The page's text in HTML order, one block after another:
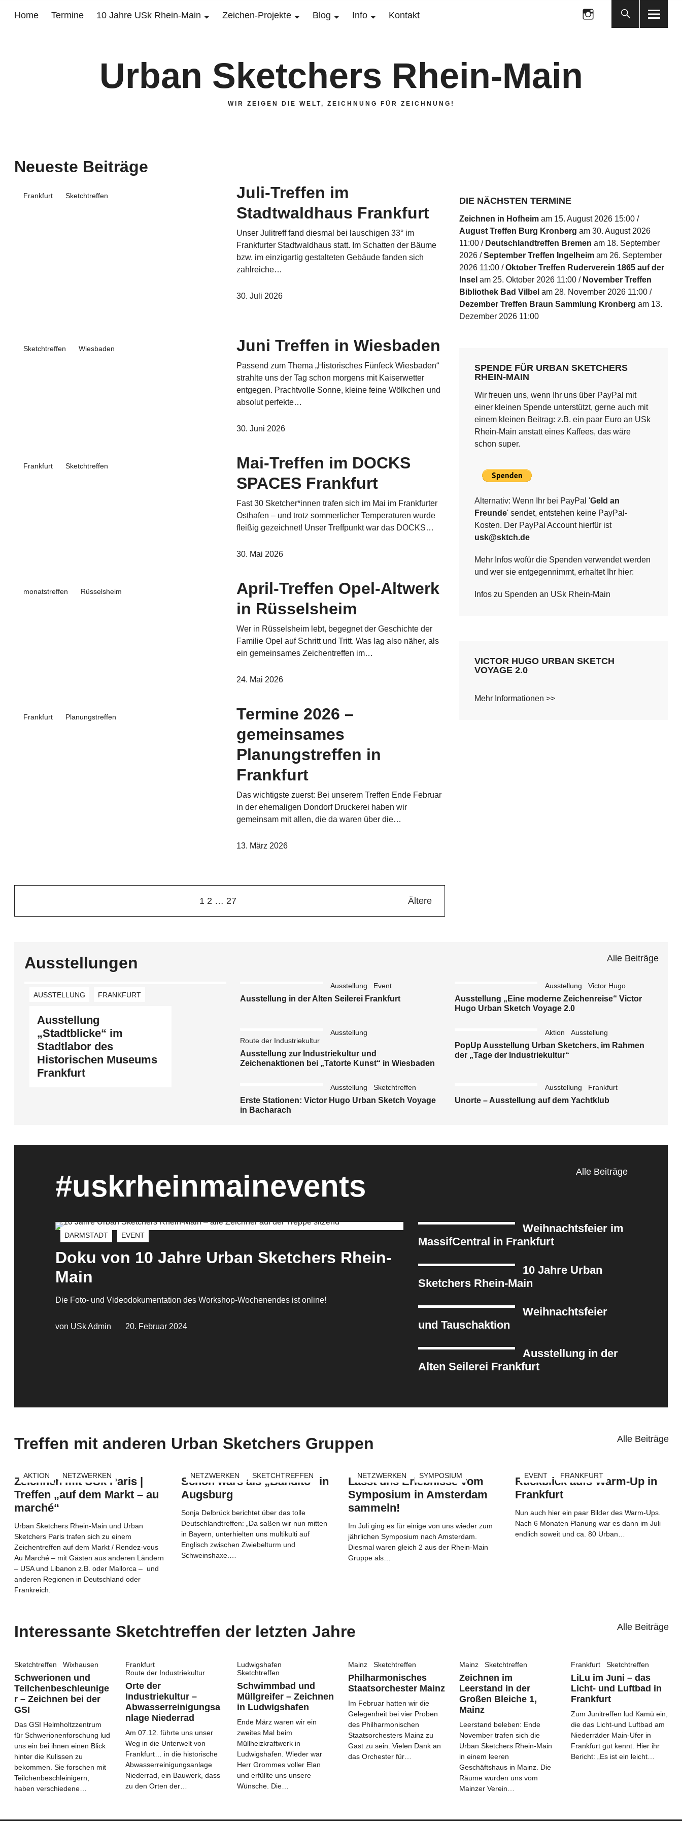
Home Termine 10 Jahre USk Rhein-Main Zeichen-Projekte Blog Info Kontakt
Urban Sketchers Rhein-Main
WIR ZEIGEN DIE WELT, ZEICHNUNG FÜR ZEICHNUNG!
Instagram
Folge
uns
Neueste Beiträge
Frankfurt Sketchtreffen
Juli-Treffen im
Stadtwaldhaus Frankfurt
Unser Julitreff fand diesmal bei lauschigen 33° im
Frankfurter Stadtwaldhaus statt. Im Schatten der Bäume
bzw. im einzigartig gestalteten Gebäude fanden sich
zahlreiche…
30. Juli 2026
Sketchtreffen Wiesbaden Juni Treffen in Wiesbaden
Passend zum Thema „Historisches Fünfeck Wiesbaden“
strahlte uns der Tag schon morgens mit Kaiserwetter
entgegen. Prachtvolle Sonne, kleine feine Wölkchen und
absolut perfekte…
30. Juni 2026
Frankfurt Sketchtreffen
Mai-Treffen im DOCKS
SPACES Frankfurt
Fast 30 Sketcher*innen trafen sich im Mai im Frankfurter
Osthafen – und trotz sommerlicher Temperaturen wurde
fleißig gezeichnet! Unser Treffpunkt war das DOCKS…
30. Mai 2026
monatstreffen Rüsselsheim
April-Treffen Opel-Altwerk
in Rüsselsheim
Wer in Rüsselsheim lebt, begegnet der Geschichte der
Familie Opel auf Schritt und Tritt. Was lag also näher, als
ein gemeinsames Zeichentreffen im…
24. Mai 2026
Frankfurt Planungstreffen
Termine 2026 –
gemeinsames
Planungstreffen in
Frankfurt
Das wichtigste zuerst: Bei unserem Treffen Ende Februar
in der ehemaligen Dondorf Druckerei haben wir
gemeinsam mit allen, die da waren über die…
13. März 2026
1 2 … 27 Ältere
DIE NÄCHSTEN TERMINE
Zeichnen in Hofheim am 15. August 2026 15:00
August Treffen Burg Kronberg am 30. August 2026
11:00
Deutschlandtreffen Bremen am 18. September
2026
September Treffen Ingelheim am 26. September
2026 11:00
Oktober Treffen Ruderverein 1865 auf der
Insel am 25. Oktober 2026 11:00
November Treffen
Bibliothek Bad Vilbel am 28. November 2026 11:00
Dezember Treffen Braun Sammlung Kronberg am 13.
Dezember 2026 11:00
SPENDE FÜR URBAN SKETCHERS
RHEIN-MAIN
Wir freuen uns, wenn Ihr uns über PayPal mit
einer kleinen Spende unterstützt, gerne auch mit
einem kleinen Beitrag: z.B. ein paar Euro an USk
Rhein-Main anstatt eines Kaffees, das wäre
schon super.
Alternativ: Wenn Ihr bei PayPal 'Geld an
Freunde' sendet, entstehen keine PayPal-
Kosten. Der PayPal Account hierfür ist
usk@sktch.de
Mehr Infos wofür die Spenden verwendet werden
und wer sie entgegennimmt, erhaltet Ihr hier:
Infos zu Spenden an USk Rhein-Main
VICTOR HUGO URBAN SKETCH
VOYAGE 2.0
Mehr Informationen >>
Ausstellungen Alle Beiträge
AUSSTELLUNG FRANKFURT
Ausstellung
„Stadtblicke“ im
Stadtlabor des
Historischen Museums
Frankfurt
Ausstellung Event
Ausstellung in der Alten Seilerei Frankfurt
Ausstellung Victor Hugo
Ausstellung „Eine moderne Zeichenreise“ Victor
Hugo Urban Sketch Voyage 2.0
Ausstellung
Route der Industriekultur
Ausstellung zur Industriekultur und
Zeichenaktionen bei „Tatorte Kunst“ in Wiesbaden
Aktion Ausstellung
PopUp Ausstellung Urban Sketchers, im Rahmen
der „Tage der Industriekultur“
Ausstellung Sketchtreffen
Erste Stationen: Victor Hugo Urban Sketch Voyage
in Bacharach
Ausstellung Frankfurt
Unorte – Ausstellung auf dem Yachtklub
#uskrheinmainevents Alle Beiträge
DARMSTADT EVENT
Doku von 10 Jahre Urban Sketchers Rhein-
Main
Die Foto- und Videodokumentation des Workshop-Wochenendes ist online!
von USk Admin 20. Februar 2024
Weihnachtsfeier im
MassifCentral in Frankfurt
10 Jahre Urban
Sketchers Rhein-Main
Weihnachtsfeier
und Tauschaktion
Ausstellung in der
Alten Seilerei Frankfurt
Treffen mit anderen Urban Sketchers Gruppen Alle Beiträge
AKTION NETZWERKEN
Zeichnen mit USk Paris |
Treffen „auf dem Markt – au
marché“
Urban Sketchers Rhein-Main und Urban
Sketchers Paris trafen sich zu einem
Zeichentreffen auf dem Markt / Rendez-vous
Au Marché – mit Gästen aus anderen Ländern
– USA und Libanon z.B. oder Mallorca – und
anderen Regionen in Deutschland oder
Frankreich.
NETZWERKEN SKETCHTREFFEN
Schön wars als „Bandito“ in
Augsburg
Sonja Delbrück berichtet über das tolle
Deutschlandtreffen: „Da saßen wir nun mitten
in Bayern, unterhielten uns multikulti auf
Englisch zwischen Zwiebelturm und
Schweinshaxe.…
NETZWERKEN SYMPOSIUM
Lasst uns Erlebnisse vom
Symposium in Amsterdam
sammeln!
Im Juli ging es für einige von uns wieder zum
jährlichen Symposium nach Amsterdam.
Diesmal waren gleich 2 aus der Rhein-Main
Gruppe als…
EVENT FRANKFURT
Rückblick aufs Warm-Up in
Frankfurt
Nun auch hier ein paar Bilder des Warm-Ups.
Nach 6 Monaten Planung war es dann im Juli
endlich soweit und ca. 80 Urban…
Interessante Sketchtreffen der letzten Jahre Alle Beiträge
Sketchtreffen Wixhausen
Schwerionen und
Teilchenbeschleunige
r – Zeichnen bei der
GSI
Das GSI Helmholtzzentrum
für Schwerionenforschung lud
uns ein bei ihnen einen Blick
hinter die Kulissen zu
bekommen. Sie forschen mit
Teilchenbeschleinigern,
haben verschiedene…
Frankfurt
Route der Industriekultur
Orte der
Industriekultur –
Abwasserreinigungsa
nlage Niederrad
Am 07.12. führte uns unser
Weg in die Unterwelt von
Frankfurt… in die historische
Abwasserreinigungsanlage
Niederrad, ein Bauwerk, dass
zu den Orten der…
Ludwigshafen
Sketchtreffen
Schwimmbad und
Müllgreifer – Zeichnen
in Ludwigshafen
Ende März waren wir ein
zweites Mal beim
Müllheizkraftwerk in
Ludwigshafen. Wieder war
Herr Grommes voller Elan
und erfüllte uns unsere
Wünsche. Die…
Mainz Sketchtreffen
Philharmonisches
Staatsorchester Mainz
Im Februar hatten wir die
Gelegenheit bei vier Proben
des Philharmonischen
Staatsorchesters Mainz zu
Gast zu sein. Vielen Dank an
das Orchester für…
Mainz Sketchtreffen
Zeichnen im
Leerstand in der
Großen Bleiche 1,
Mainz
Leerstand beleben: Ende
November trafen sich die
Urban Sketchers Rhein-Main
in einem leeren
Geschäftshaus in Mainz. Die
Räume wurden uns vom
Mainzer Verein…
Frankfurt Sketchtreffen
LiLu im Juni – das
Licht- und Luftbad in
Frankfurt
Zum Junitreffen lud Kamü ein,
die das Licht-und Luftbad am
Niederräder Main-Ufer in
Frankfurt gut kennt. Hier ihr
Bericht: „Es ist ein leicht…